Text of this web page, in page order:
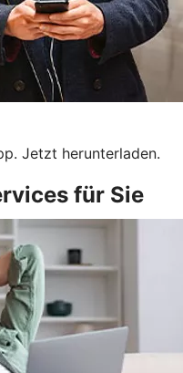
Jetzt herunterladen.
für Sie